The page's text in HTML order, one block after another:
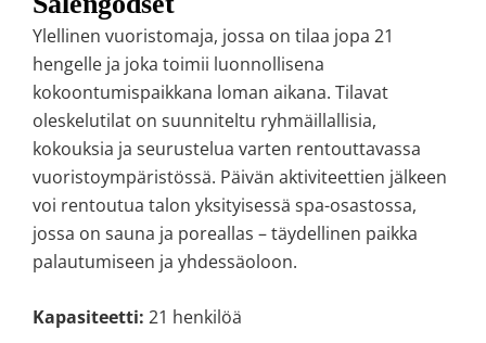
Ylellinen vuoristomaja, jossa on tilaa jopa 21
hengelle ja joka toimii luonnollisena
kokoontumispaikkana loman aikana. Tilavat
oleskelutilat on suunniteltu ryhmäillallisia,
kokouksia ja seurustelua varten rentouttavassa
vuoristoympäristössä. Päivän aktiviteettien jälkeen
voi rentoutua talon yksityisessä spa-osastossa,
jossa on sauna ja poreallas – täydellinen paikka
palautumiseen ja yhdessäoloon.
Kapasiteetti: 21 henkilöä